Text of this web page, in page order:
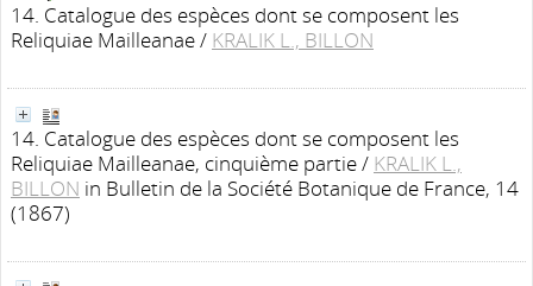
14. Catalogue des espèces dont se composent les
Reliquiae Mailleanae/ KRALIK L., BILLON
14. Catalogue des espèces dont se composent les
Reliquiae Mailleanae, cinquième partie/ KRALIK L.,
BILLON in Bulletin de la Société Botanique de France, 14
(1867)